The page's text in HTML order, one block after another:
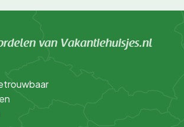
van Vakantiehuisjes.nl